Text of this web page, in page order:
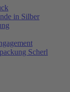
in Silber
Scherl